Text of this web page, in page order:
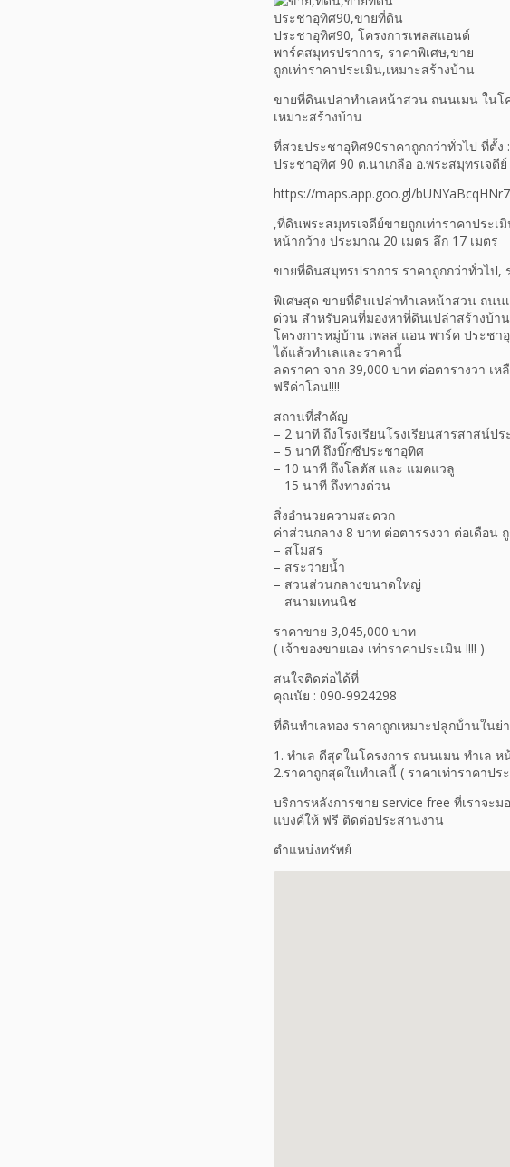
ขายที่ดินเปล่าทำเลหน้าสวน ถนนเมน ในโ
เหมาะสร้างบ้าน
ที่สวยประชาอุทิศ90ราคาถูกกว่าทั่วไป ที่ตั้ง
ประชาอุทิศ 90 ต.นาเกลือ อ.พระสมุทรเจดี
https://maps.app.goo.gl/
,ที่ดินพระสมุทรเจดีย์ขายถูกเท่าราคาประ
หน้ากว้าง ประมาณ 20 เมตร ลึก 17 เมตร
ขายที่ดินสมุทรปราการ ราคาถูกกว่าทั่วไป,
พิเศษสุด ขายที่ดินเปล่าทำเลหน้าสวน ถน
ด่วน สำหรับคนที่มองหาที่ดินเปล่าสร้างบ้า
โครงการหมู่บ้าน เพลส แอน พาร์ค ประช
ได้แล้วทำเลและราคานี้
ลดราคา จาก 39,000 บาท ต่อตารางวา เ
ฟรีค่าโอน!!!!
สถานที่สำคัญ
– 2 นาที ถึงโรงเรียนโรงเรียนสารสาสน์ป
– 5 นาที ถึงบิ๊กซีประชาอุทิศ
– 10 นาที ถึงโลตัส และ แมคแวลู
– 15 นาที ถึงทางด่วน
สิ่งอำนวยความสะดวก
ค่าส่วนกลาง 8 บาท ต่อตารรงวา ต่อเดือน
– สโมสร
– สระว่ายน้ำ
– สวนส่วนกลางขนาดใหญ่
– สนามเทนนิช
ราคาขาย 3,045,000 บาท
( เจ้าของขายเอง เท่าราคาประเมิน !!!! )
สนใจติดต่อได้ที่
คุณนัย : 090-9924298
ที่ดินทำเลทอง ราคาถูกเหมาะปลูกบ้่านในย่
1. ทำเล ดีสุดในโครงการ ถนนเมน ทำเล ห
2.ราคาถูกสุดในทำเลนี้ ( ราคาเท่าราคาปร
บริการหลังการขาย service free ที่เราจ
แบงค์ให้ ฟรี ติดต่อประสานงาน
ตำแหน่งทรัพย์